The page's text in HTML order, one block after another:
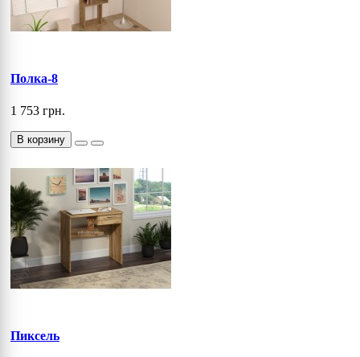
Полка-8
1 753 грн.
В корзину
Пиксель